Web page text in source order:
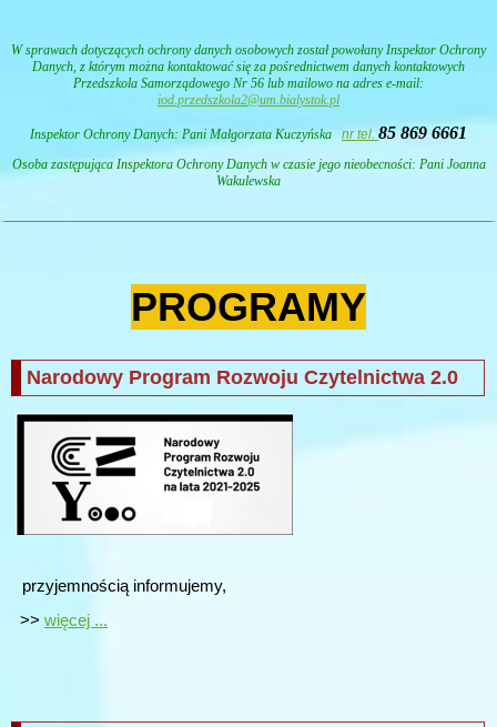
W sprawach dotyczących ochrony danych osobowych został powołany Inspektor Ochrony
Danych, z którym można kontaktować się za pośrednictwem danych kontaktowych
Przedszkola Samorządowego Nr 56 lub mailowo na adres e-mail:
iod.przedszkola2@um.bialystok.pl
Inspektor Ochrony Danych: Pani Małgorzata Kuczyńska nr tel. 85 869 6661
Osoba zastępująca Inspektora Ochrony Danych w czasie jego nieobecności: Pani Joanna
Wakulewska
PROGRAMY
Narodowy Program Rozwoju Czytelnictwa 2.0
przyjemnością informujemy,
>> więcej ...